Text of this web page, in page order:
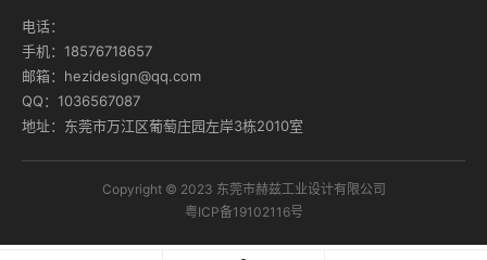
电话：
手机：18576718657
邮箱：hezidesign@qq.com
QQ：1036567087
地址：东莞市万江区葡萄庄园左岸3栋2010室
Copyright © 2023 东莞市赫兹工业设计有限公司
粤ICP备19102116号